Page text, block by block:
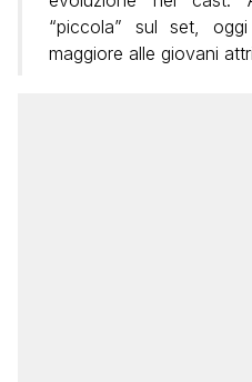
“piccola” sul set,
maggiore alle giovani